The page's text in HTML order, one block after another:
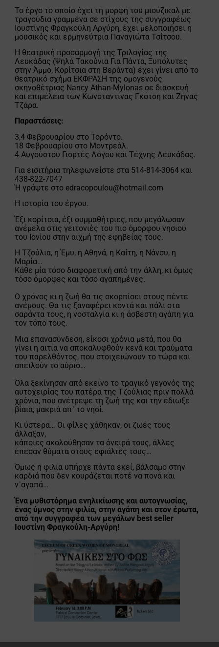
Το έργο το οποίο έχει τη μορφή του μιούζικαλ με
τραγούδια γραμμένα σε στίχους της συγγραφέως
Ιουστίνης Φραγκούλη Αργύρη, έχει μελοποιήσει η
μουσικός και ερμηνεύτρια Παναγιώτα Τσίτσου.
Η θεατρική προσαρμογή της Τριλογίας της
Λευκάδας (Ψηλά Τακούνια Για Πάντα, Ξυπόλυτες
στην Άμμο, Κορίτσια στη Βεράντα) έχει γίνει από το
θεατρικό σχήμα ΕΚΦΡΑΣΗ της ομογενούς
σκηνοθέτριας Nancy Athan-Mylonas σε διασκευή
και επιμέλεια των Κωνσταντίνας Γκότση και Ζήνας
Τζάρα.
Παραστάσεις:
3,4 Φεβρουαρίου στο Τορόντο.
18 Φεβρουαρίου στο Μοντρεάλ.
4 Αυγούστου Γιορτές Λόγου και Τέχνης Λευκάδας.
Για εισιτήρια τηλεφωνείστε στα 514-814-3064 και
438-822-7047
Ή γράψτε στο edracopoulou@hotmail.com
Η ιστορία του έργου.
Έξι κορίτσια, έξι συμμαθήτριες, που μεγάλωσαν
ανέμελα στις γειτονιές του πιο όμορφου νησιού
του Ιονίου στην αιχμή της εφηβείας τους.
Η Τζούλια, η Έμυ, η Αθηνά, η Καίτη, η Νάνσυ, η
Μαρία…
Κάθε μία τόσο διαφορετική από την άλλη, κι όμως
τόσο όμορφες και τόσο αγαπημένες.
Ο χρόνος κι η ζωή θα τις σκορπίσει στους πέντε
ανέμους. Θα τις ξαναφέρει κοντά και πάλι στα
σαράντα τους, η νοσταλγία κι η άσβεστη αγάπη για
τον τόπο τους.
Μια επανασύνδεση, είκοσι χρόνια μετά, που θα
γίνει η αιτία να αποκαλυφθούν κενά και τραύματα
του παρελθόντος, που στοιχειώνουν το τώρα και
απειλούν το αύριο…
Όλα ξεκίνησαν από εκείνο το τραγικό γεγονός της
αυτοχειρίας του πατέρα της Τζούλιας πριν πολλά
χρόνια, που ανέτρεψε τη ζωή της και την έδιωξε
βίαια, μακριά απ᾽ το νησί.
Κι ύστερα… Οι φίλες χάθηκαν, οι ζωές τους
άλλαξαν,
κάποιες ακολούθησαν τα όνειρά τους, άλλες
έπεσαν θύματα στους εφιάλτες τους…
Όμως η φιλία υπήρχε πάντα εκεί, βάλσαμο στην
καρδιά που δεν κουράζεται ποτέ να πονά και
ν᾽αγαπά…
Ένα μυθιστόρημα ενηλικίωσης και αυτογνωσίας,
ένας ύμνος στην φιλία, στην αγάπη και στον έρωτα,
από την συγγραφέα των μεγάλων best seller
Ιουστίνη Φραγκούλη-Αργύρη!